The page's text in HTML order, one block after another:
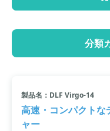
大カテゴリ: 製造・加工機械
小カテゴリ: 特殊ラベルなど
分類
製品名：DLF Virgo-14
高速・コンパクトな
ャー